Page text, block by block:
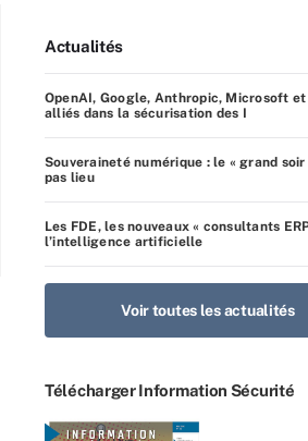
Actualités
OpenAI, Google, Anthropic, Microsoft et
alliés dans la sécurisation des I
Souveraineté numérique : le « grand soir
pas lieu
Les FDE, les nouveaux « consultants
l’intelligence artificielle
Voir toutes les actualités
Télécharger Information Sécurité